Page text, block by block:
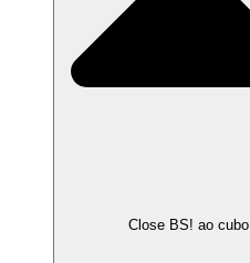
Close BS! ao cubo